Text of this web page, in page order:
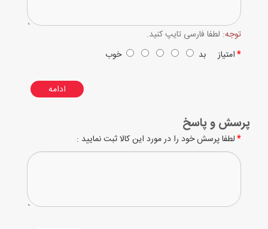
توجه: لطفا فارسی تایپ کنید.
امتیازبد خوب
ادامه
پرسش و پاسخ
لطفا پرسش خود را در مورد این کالا ثبت نمایید :